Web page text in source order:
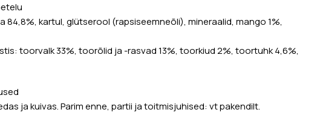
84,8%, kartul, glütserool (rapsiseemneõli), mineraalid, mango 1%,
toorvalk 33%, toorõlid ja -rasvad 13%, toorkiud 2%, toortuhk 4,6%,
ja kuivas. Parim enne, partii ja toitmisjuhised: vt pakendilt.